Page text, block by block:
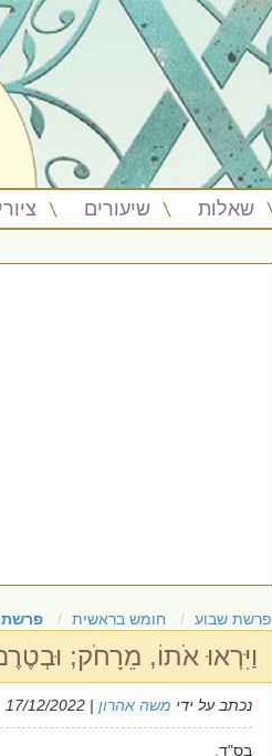
שאלות שיעורים
פרשת שבוע חומש בראשית פרשת
וַיִּרְאוּ אֹתוֹ, מֵרָחֹק;
נכתב על ידי משה אהרון | 17/12/2022
בס"ד.